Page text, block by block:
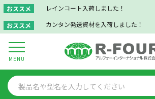
おススメ レインコート入荷しました！
おススメ カンタン発送資材を入荷しました！
MENU